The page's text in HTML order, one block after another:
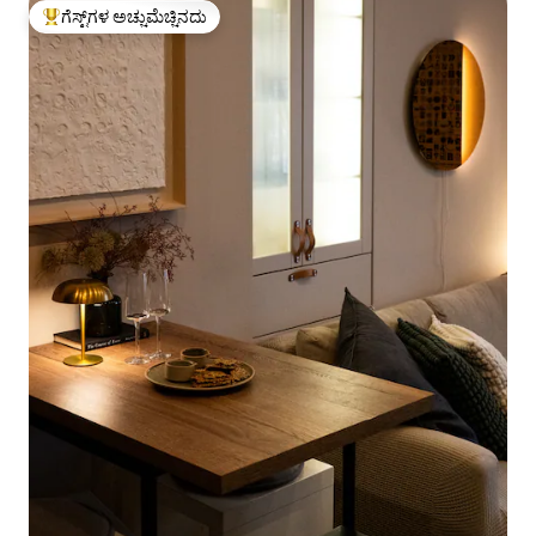
ಗೆಸ್ಟ್‌ಗಳಿಗೆ ಅತಿ ಹೆಚ್ಚು ಅಚ್ಚುಮೆಚ್ಚಿನದು
ಗೆಸ್ಟ್‌ಗಳ ಅಚ್ಚುಮೆಚ್ಚಿನದು